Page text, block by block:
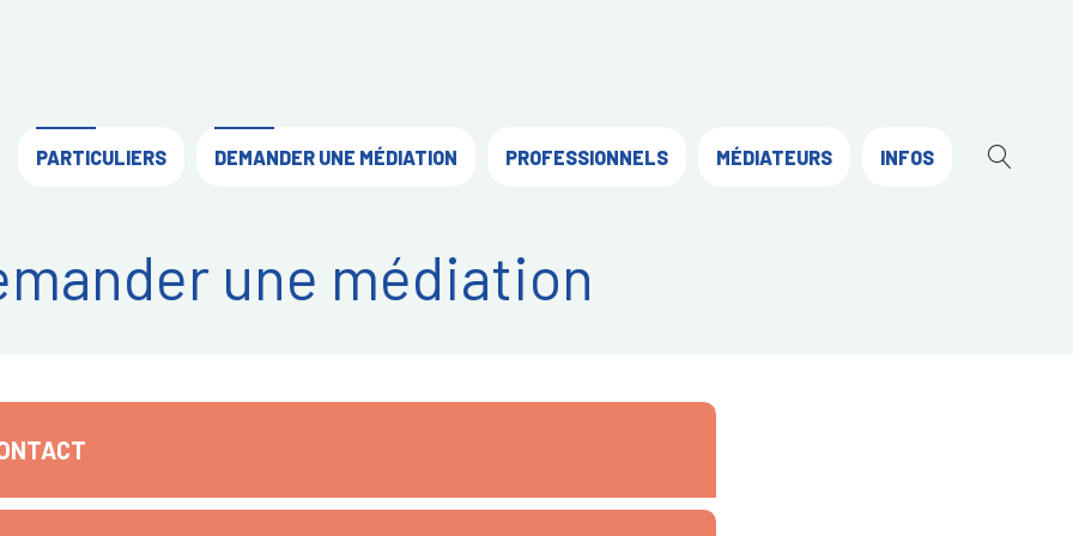
PARTICULIERS DEMANDER UNE MÉDIATION PROFESSIONNELS MÉDIATEURS INFOS
une médiation